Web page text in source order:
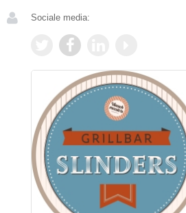
Sociale media: